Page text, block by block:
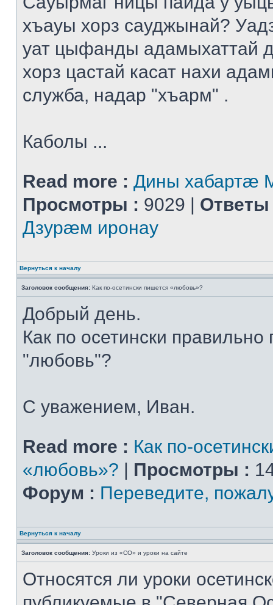
хъауы хорз сауджынай?
уат цыфанды адамыхаттай
хорз цастай касат нахи
служба, надар "хъарм" .
Каболы ...
Read more : Дины хабартæ
Просмотры : 9029 | Ответы
Дзурæм иронау
Вернуться к началу
Заголовок сообщения: Как по-осетински пишется «любовь»?
Добрый день.
Как по осетински
"любовь"?
С уважением, Иван.
Read more : Как по-
«любовь»? | Просмотры :
Форум : Переведите,
Вернуться к началу
Заголовок сообщения: Уроки из «СО» и уроки на сайте
Относятся ли уроки